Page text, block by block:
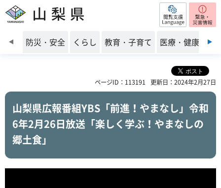
山梨県 閲覧支援
前のスライドを表示
防災・安全 くらし 教育・子育て 医療・健康・福
ページID：113191 更新日：2024年2月27日
山梨県広報番組YBS「前進！やまなし」令和
6年2月26日放送「楽しく学ぶ！やまなしの
郷土食」